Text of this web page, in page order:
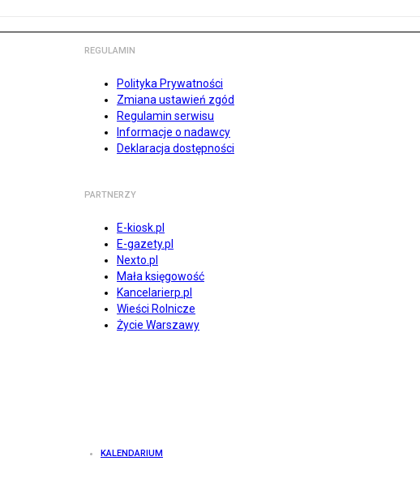
REGULAMIN
Polityka Prywatności
Zmiana ustawień zgód
Regulamin serwisu
Informacje o nadawcy
Deklaracja dostępności
PARTNERZY
E-kiosk.pl
E-gazety.pl
Nexto.pl
Mała księgowość
Kancelarierp.pl
Wieści Rolnicze
Życie Warszawy
KALENDARIUM